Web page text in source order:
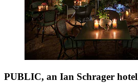
PUBLIC, an Ian Schrager hotel